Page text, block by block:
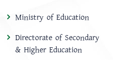
Ministry of Education
Directorate of Secondary
& Higher Education